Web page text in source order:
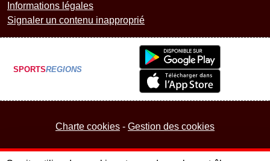
Informations légales
Signaler un contenu inapproprié
SPORTSREGIONS
Charte cookies Gestion des cookies